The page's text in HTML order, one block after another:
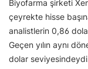
Biyofarma şirketi
çeyrekte hisse
analistlerin 0,86
Geçen yılın aynı
dolar